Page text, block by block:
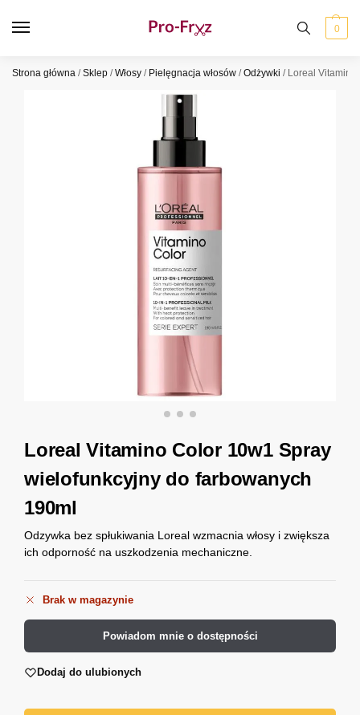
0
Strona główna /Sklep /Włosy / Pielęgnacja włosów /Odżywki / Loreal
Loreal Vitamino Color 10w1 Spray
wielofunkcyjny do farbowanych
190ml
Odzywka bez spłukiwania Loreal wzmacnia włosy i zwiększa
ich odporność na uszkodzenia mechaniczne.
Brak w magazynie
Powiadom mnie o dostępności
Dodaj do ulubionych